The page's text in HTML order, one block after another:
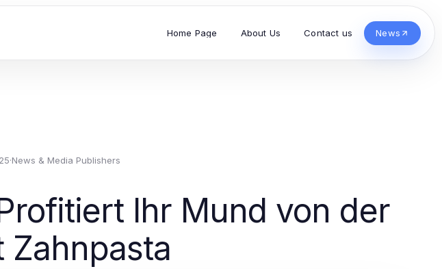
Home Page About Us Contact us News
·News & Media Publishers
Ihr Mund von der
Zahnpasta